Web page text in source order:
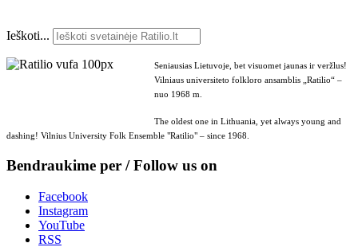
Ieškoti...
Seniausias Lietuvoje, bet visuomet jaunas ir veržlus!
Vilniaus universiteto folkloro ansamblis „Ratilio“ –
nuo 1968 m.
The oldest one in Lithuania, yet always young and
dashing! Vilnius University Folk Ensemble "Ratilio" – since 1968.
Bendraukime per / Follow us on
Facebook
Instagram
YouTube
RSS